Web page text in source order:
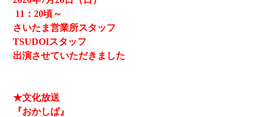
11 ：20頃～
さいたま営業所スタッフ
TSUDOIスタッフ
出演させていただきました
★文化放送
『おかしば』